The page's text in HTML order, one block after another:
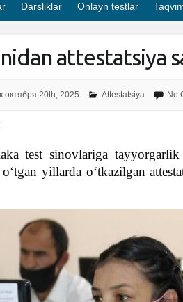
Darsliklar Onlayn testlar
attestatsiya
октября 20th, 2025 Attestatsiya No
test sinovlariga
yillarda o‘tkazilgan